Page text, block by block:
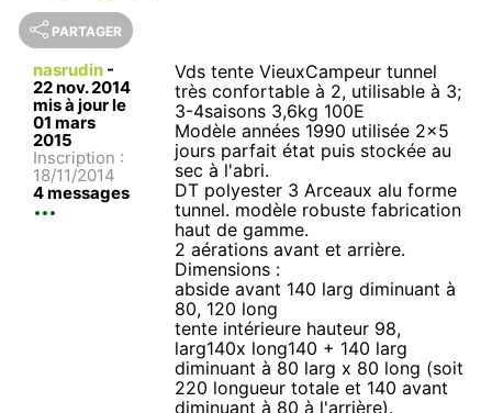
PARTAGER
nasrudin -
22 nov. 2014
mis à jour le
01 mars
2015
Inscription :
18/11/2014
4 messages
Vds tente VieuxCampeur tunnel
très confortable à 2, utilisable à 3;
3-4saisons 3,6kg 100E
Modèle années 1990 utilisée 2x5
jours parfait état puis stockée au
sec à l'abri.
DT polyester 3 Arceaux alu forme
tunnel. modèle robuste fabrication
haut de gamme.
2 aérations avant et arrière.
Dimensions :
abside avant 140 larg diminuant à
80, 120 long
tente intérieure hauteur 98,
larg140x long140 + 140 larg
diminuant à 80 larg x 80 long (soit
220 longueur totale et 140 avant
diminuant à 80 à l'arrière).